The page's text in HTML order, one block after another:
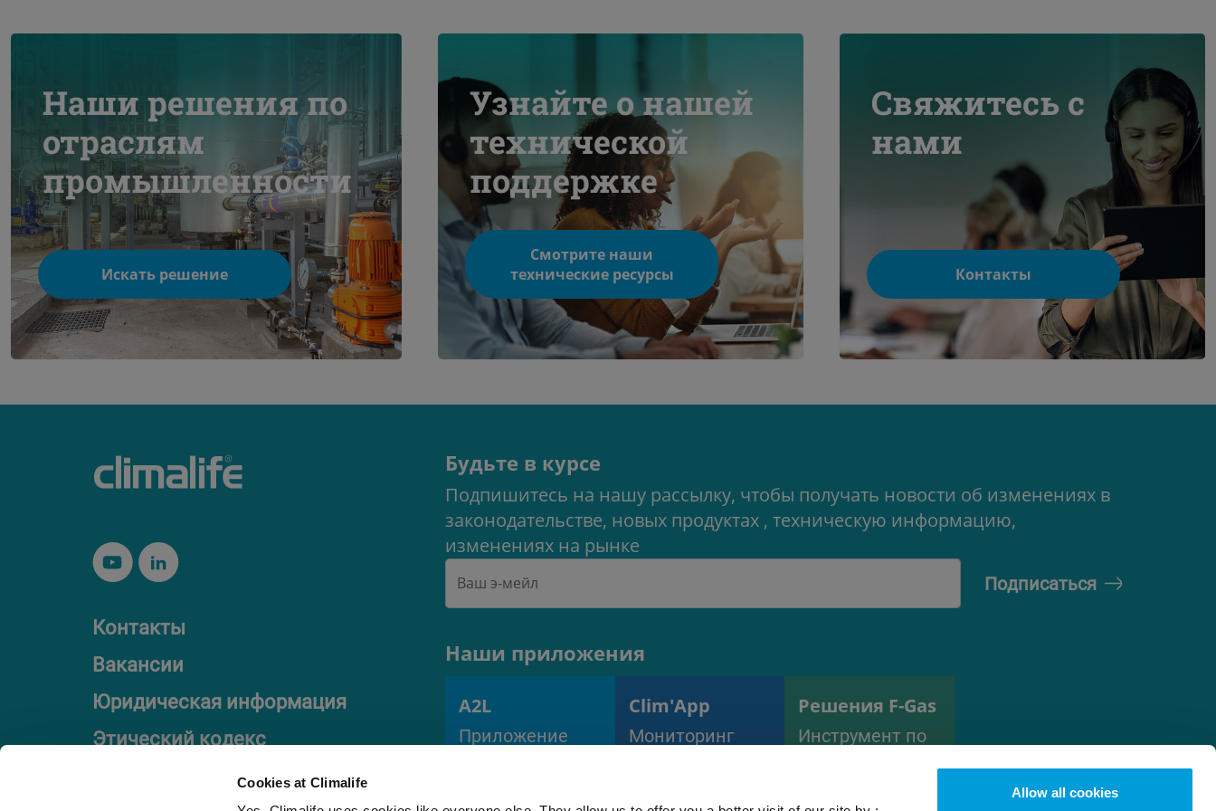
Cookies at Climalife
Allow all cookies
Наши решения по
отраслям
промышленности
Искать решение
Узнайте о нашей
технической
поддержке
Смотрите наши
технические ресурсы
Свяжитесь с
нами
Контакты
Контакты
Вакансии
Юридическая информация
Этический кодекс
Будьте в курсе
Подпишитесь на нашу рассылку, чтобы получать новости об изменениях в
законодательстве, новых продуктах , техническую информацию,
изменениях на рынке
Наши приложения
A2L
Приложение
(EN378)
Clim'App
Мониторинг
Решения F-Gas
Инструмент по